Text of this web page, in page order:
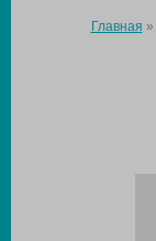
Главная »